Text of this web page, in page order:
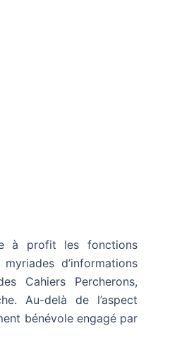
à profit les fonctions
d’informations
Cahiers Percherons,
Au-delà de l’aspect
bénévole engagé par